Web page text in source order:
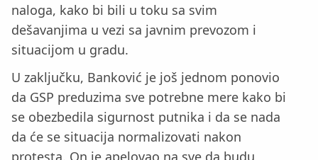
naloga, kako bi bili u toku sa svim
dešavanjima u vezi sa javnim prevozom i
situacijom u gradu.
U zaključku, Banković je još jednom ponovio
da GSP preduzima sve potrebne mere kako bi
se obezbedila sigurnost putnika i da se nada
da će se situacija normalizovati nakon
protesta. On je apelovao na sve da budu